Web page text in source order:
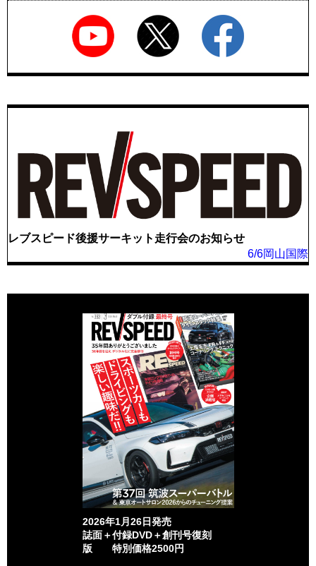
レブスピード後援サーキット走行会のお知らせ
6/6岡山国際
2026年1月26日発売
誌面＋付録DVD＋創刊号復刻
版 特別価格2500円